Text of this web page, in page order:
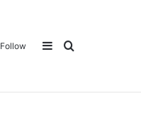
Follow Sidebar
Traži